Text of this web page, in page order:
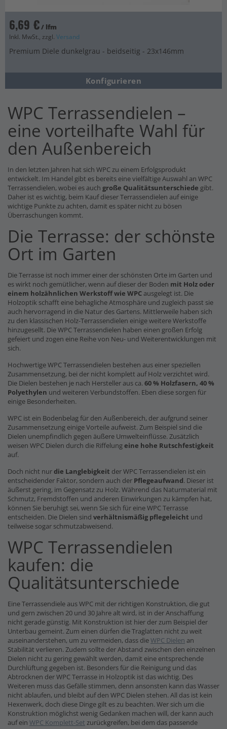
6,69 €/ lfm
Inkl. MwSt., zzgl. Versand
Premium Diele dunkelgrau - beidseitig - 23x146mm
Konfigurieren
WPC Terrassendielen –
eine vorteilhafte Wahl für
den Außenbereich
In den letzten Jahren hat sich WPC zu einem Erfolgsprodukt
entwickelt. Im Handel gibt es bereits eine vielfältige Auswahl an WPC
Terrassendielen, wobei es auch große Qualitätsunterschiede gibt.
Daher ist es wichtig, beim Kauf dieser Terrassendielen auf einige
wichtige Punkte zu achten, damit es später nicht zu bösen
Überraschungen kommt.
Die Terrasse: der schönste
Ort im Garten
Die Terrasse ist noch immer einer der schönsten Orte im Garten und
es wirkt noch gemütlicher, wenn auf dieser der Boden mit Holz oder
einem holzähnlichen Werkstoff wie WPCausgelegt ist. Die
Holzoptik schafft eine behagliche Atmosphäre und zugleich passt sie
auch hervorragend in die Natur des Gartens. Mittlerweile haben sich
zu den klassischen Holz-Terrassendielen einige weitere Werkstoffe
hinzugesellt. Die WPC Terrassendielen haben einen großen Erfolg
gefeiert und zogen eine Reihe von Neu- und Weiterentwicklungen mit
sich.
Hochwertige WPC Terrassendielen bestehen aus einer speziellen
Zusammensetzung, bei der nicht komplett auf Holz verzichtet wird.
Die Dielen bestehen je nach Hersteller aus ca. 60 % Holzfasern, 40 %
Polyethylen und weiteren Verbundstoffen. Eben diese sorgen für
einige Besonderheiten.
WPC ist ein Bodenbelag für den Außenbereich, der aufgrund seiner
Zusammensetzung einige Vorteile aufweist. Zum Beispiel sind die
Dielen unempfindlich gegen äußere Umwelteinflüsse. Zusätzlich
weisen WPC Dielen durch die Riffelungeine hohe Rutschfestigkeit
auf.
Doch nicht nurdie Langlebigkeit der WPC Terrassendielen ist ein
entscheidender Faktor, sondern auch der Pflegeaufwand. Dieser ist
äußerst gering, im Gegensatz zu Holz. Während das Naturmaterial mit
Schmutz, Fremdstoffen und anderen Einwirkungen zu kämpfen hat,
können Sie beruhigt sei, wenn Sie sich für eine WPC Terrasse
entscheiden. Die Dielen sind verhältnismäßig pflegeleicht und
teilweise sogar schmutzabweisend.
WPC Terrassendielen
kaufen: die
Qualitätsunterschiede
Eine Terrassendiele aus WPC mit der richtigen Konstruktion, die gut
und gern zwischen 20 und 30 Jahre alt wird, ist in der Anschaffung
nicht gerade günstig. Mit Konstruktion ist hier der zum Beispiel der
Unterbau gemeint. Zum einen dürfen die Traglatten nicht zu weit
auseinanderstehen, um zu vermeiden, dass dieWPC Dielen an
Stabilität verlieren. Zudem sollte der Abstand zwischen den einzelnen
Dielen nicht zu gering gewählt werden, damit eine entsprechende
Durchlüftung gegeben ist. Besonders für die Reinigung und das
Abtrocknen der WPC Terrasse in Holzoptik ist das wichtig. Des
Weiteren muss das Gefälle stimmen, denn ansonsten kann das Wasser
nicht ablaufen, und bleibt auf den WPC Dielen stehen. All das ist kein
Hexenwerk, doch diese Dinge gilt es zu beachten. Wer sich um die
Konstruktion möglichst wenig Gedanken machen will, der kann auch
auf ein WPC Komplett-Set zurückgreifen, bei dem das passende